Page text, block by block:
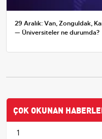
29 Aralık: Van, Zonguldak,
— Üniversiteler ne durumda?
ÇOK OKUNAN
1